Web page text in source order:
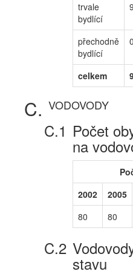
trvale
bydlící
přechodně
bydlící
0
celkem
VODOVODY
Počet
na
2002
2005
80
80
stavu